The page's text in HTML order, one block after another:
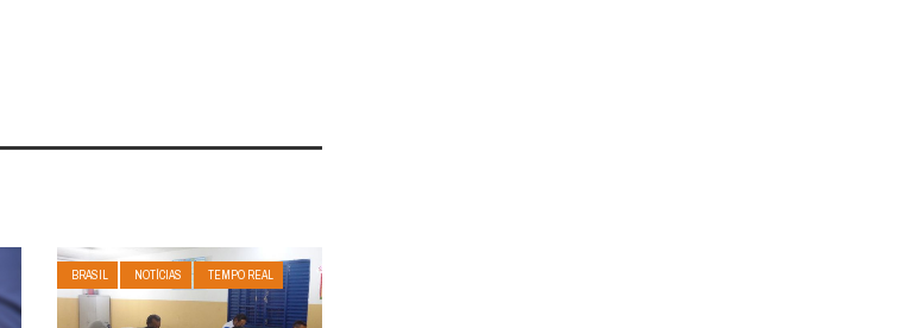
BRASIL NOTÍCIAS TEMPO REAL